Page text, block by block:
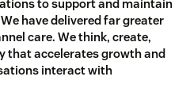
to support and maintain
have delivered far greater
care. We think, create,
that accelerates growth and
interact with